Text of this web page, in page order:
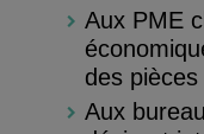
Aux PME
des
Aux